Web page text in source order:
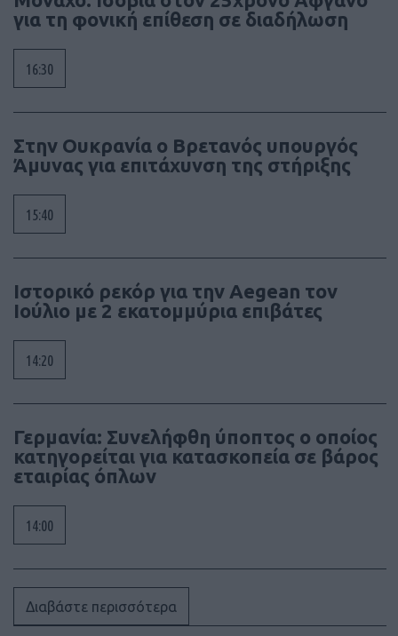
για τη φονική επίθεση σε διαδήλωση
16:30
Στην Ουκρανία ο Βρετανός υπουργός
Άμυνας για επιτάχυνση της στήριξης
15:40
Ιστορικό ρεκόρ για την Aegean τον
Ιούλιο με 2 εκατομμύρια επιβάτες
14:20
Γερμανία: Συνελήφθη ύποπτος ο οποίος
κατηγορείται για κατασκοπεία σε βάρος
εταιρίας όπλων
14:00
Διαβάστε περισσότερα